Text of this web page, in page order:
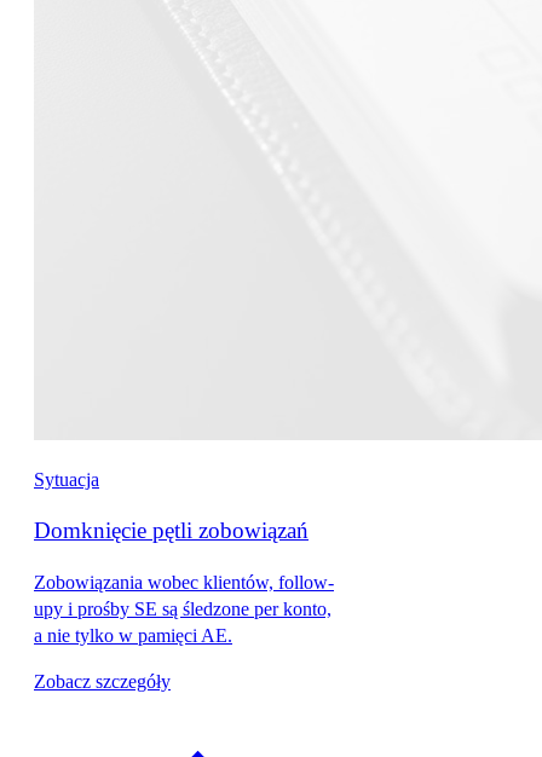
Sytuacja
Domknięcie pętli zobowiązań
Zobowiązania wobec klientów, follow-
upy i prośby SE są śledzone per konto,
a nie tylko w pamięci AE.
Zobacz szczegóły